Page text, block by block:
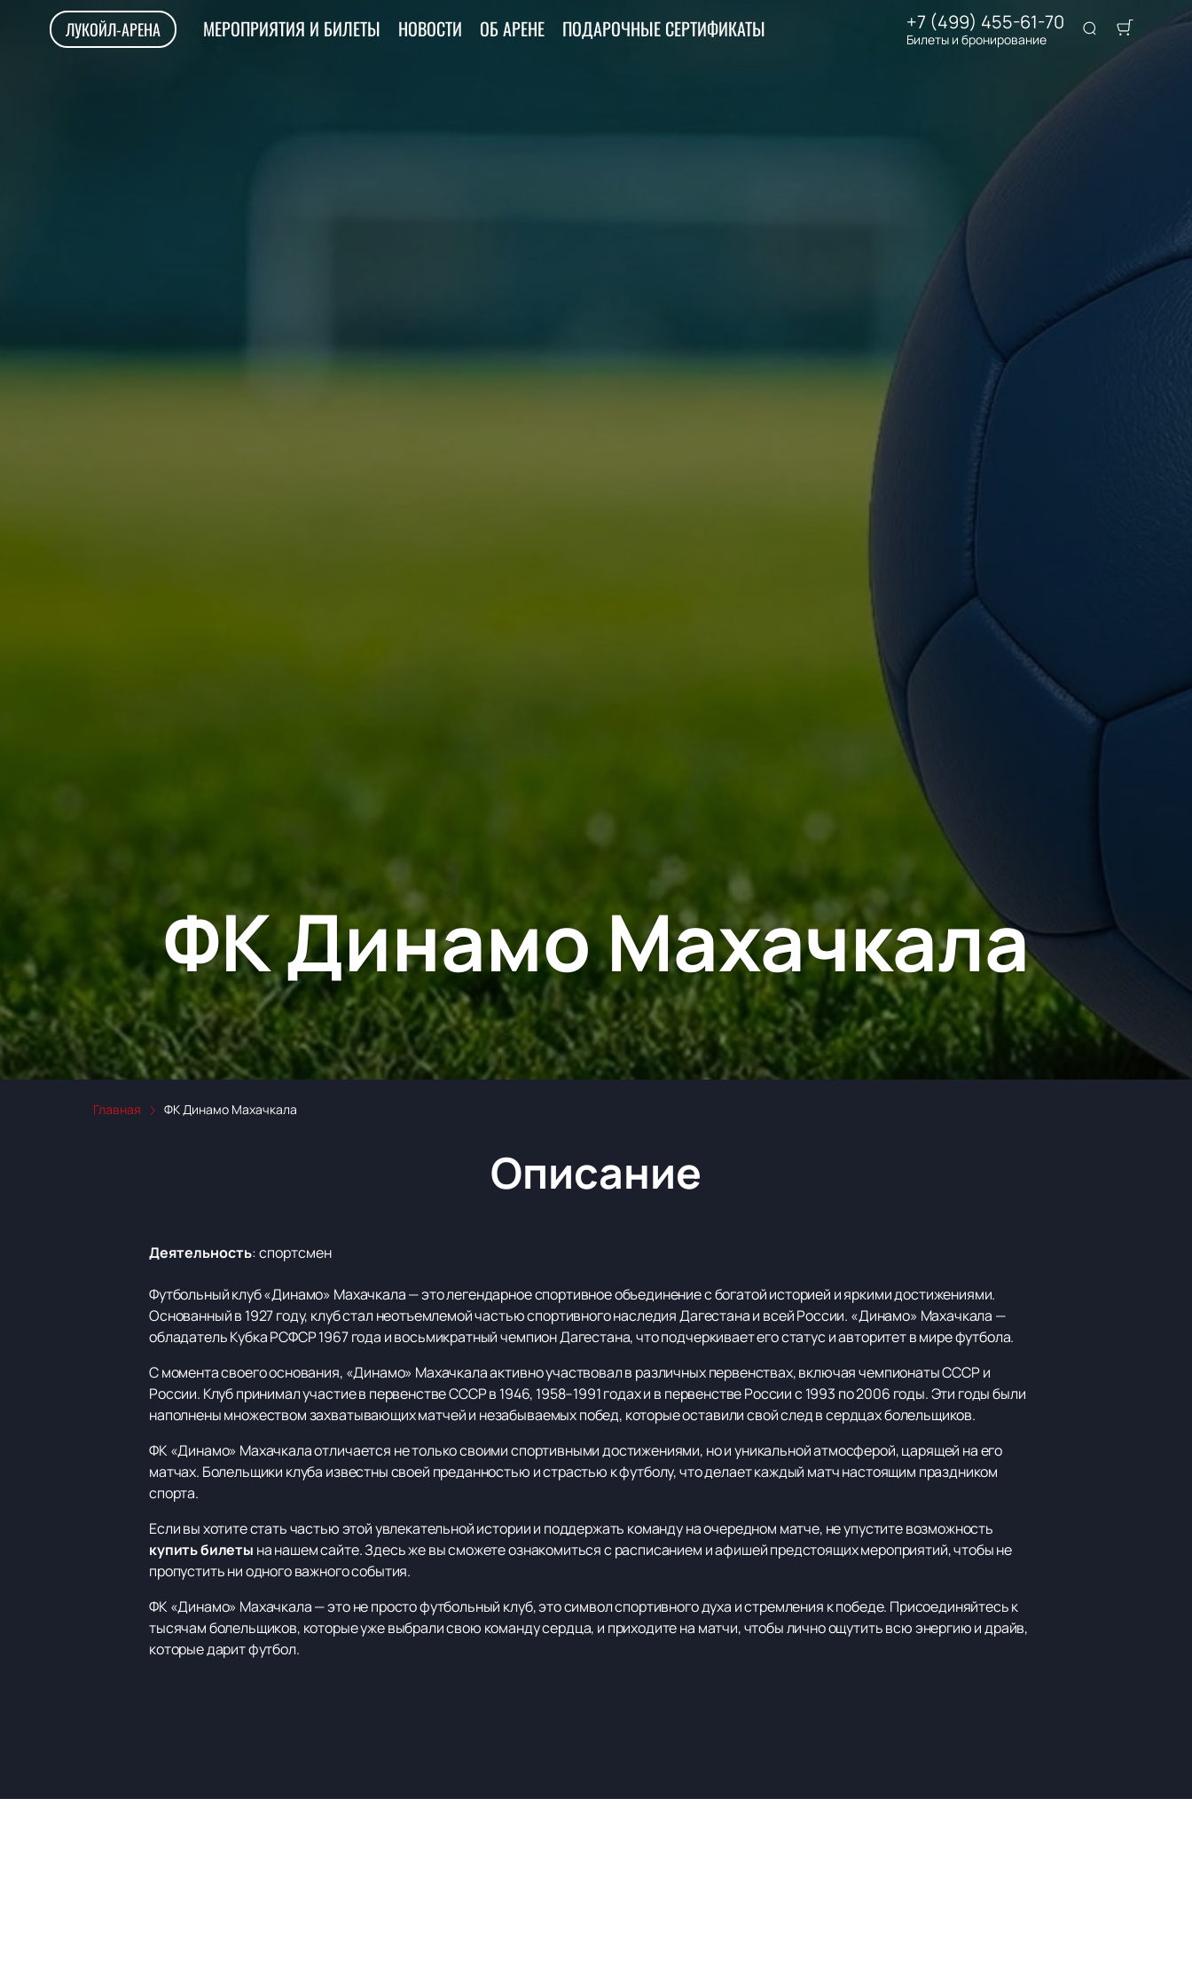
ЛУКОЙЛ-АРЕНА МЕРОПРИЯТИЯ И БИЛЕТЫ НОВОСТИ ОБ АРЕНЕ ПОДАРОЧНЫЕ СЕРТИФИКАТЫ +7 (499) 455-61-70
Билеты и бронирование
ФК Динамо Махачкала
Главная ФК Динамо Махачкала
Описание
Деятельность:спортсмен
Футбольный клуб «Динамо» Махачкала — это легендарное спортивное объединение с богатой историей и яркими достижениями.
Основанный в 1927 году, клуб стал неотъемлемой частью спортивного наследия Дагестана и всей России. «Динамо» Махачкала —
обладатель Кубка РСФСР 1967 года и восьмикратный чемпион Дагестана, что подчеркивает его статус и авторитет в мире футбола.
С момента своего основания, «Динамо» Махачкала активно участвовал в различных первенствах, включая чемпионаты СССР и
России. Клуб принимал участие в первенстве СССР в 1946, 1958–1991 годах и в первенстве России с 1993 по 2006 годы. Эти годы были
наполнены множеством захватывающих матчей и незабываемых побед, которые оставили свой след в сердцах болельщиков.
ФК «Динамо» Махачкала отличается не только своими спортивными достижениями, но и уникальной атмосферой, царящей на его
матчах. Болельщики клуба известны своей преданностью и страстью к футболу, что делает каждый матч настоящим праздником
спорта.
Если вы хотите стать частью этой увлекательной истории и поддержать команду на очередном матче, не упустите возможность
купить билеты на нашем сайте. Здесь же вы сможете ознакомиться с расписанием и афишей предстоящих мероприятий, чтобы не
пропустить ни одного важного события.
ФК «Динамо» Махачкала — это не просто футбольный клуб, это символ спортивного духа и стремления к победе. Присоединяйтесь к
тысячам болельщиков, которые уже выбрали свою команду сердца, и приходите на матчи, чтобы лично ощутить всю энергию и драйв,
которые дарит футбол.